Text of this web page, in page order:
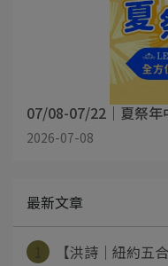
07/08-07/22｜夏祭年
2026-07-08
最新文章
【洪詩│紐約五